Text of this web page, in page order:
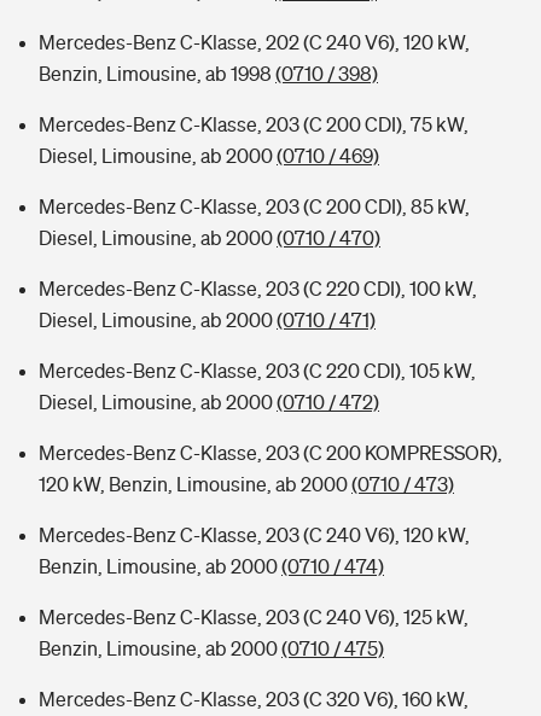
Mercedes-Benz C-Klasse, 202 (C 240 V6), 120 kW,
Benzin, Limousine, ab 1998 (0710 / 398)
Mercedes-Benz C-Klasse, 203 (C 200 CDI), 75 kW,
Diesel, Limousine, ab 2000(0710 / 469)
Mercedes-Benz C-Klasse, 203 (C 200 CDI), 85 kW,
Diesel, Limousine, ab 2000(0710 / 470)
Mercedes-Benz C-Klasse, 203 (C 220 CDI), 100 kW,
Diesel, Limousine, ab 2000(0710 / 471)
Mercedes-Benz C-Klasse, 203 (C 220 CDI), 105 kW,
Diesel, Limousine, ab 2000(0710 / 472)
Mercedes-Benz C-Klasse, 203 (C 200 KOMPRESSOR),
120 kW, Benzin, Limousine, ab 2000(0710 / 473)
Mercedes-Benz C-Klasse, 203 (C 240 V6), 120 kW,
Benzin, Limousine, ab 2000(0710 / 474)
Mercedes-Benz C-Klasse, 203 (C 240 V6), 125 kW,
Benzin, Limousine, ab 2000(0710 / 475)
Mercedes-Benz C-Klasse, 203 (C 320 V6), 160 kW,